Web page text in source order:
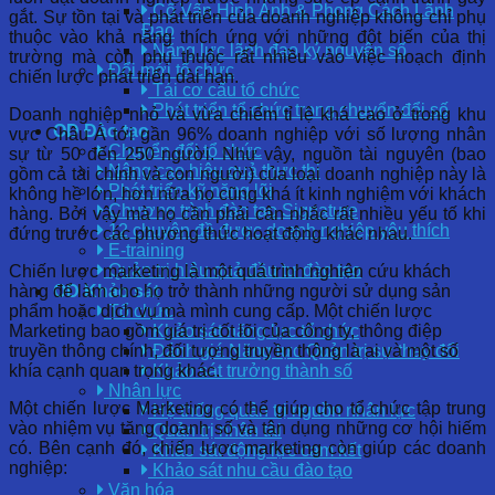
Cố Vấn Hình Ảnh & Phong Cách Lãnh
Đạo
Năng lực lãnh đạo kỷ nguyên số
Đổi mới tổ chức
Tái cơ cấu tổ chức
Phát triển tổ chức trong chuyển đổi số
OD Đào tạo
Chuyển đổi tổ chức
Nâng cao hiệu quả thực thi
Phát triển kỹ năng lõi
Chương trình đào tạo Signature
12 chuyên đề được doanh nghiệp yêu thích
E-training
Quản trị hiệu quả đầu tư đào tạo
OD Khảo sát
Tổ chức
Khảo sát năng lực tổ chức
Đánh giá Năng lực Quản trị sự thay đổi
Khảo sát trưởng thành số
Nhân lực
Hệ thống quản trị nguồn nhân lực
Quản trị nhân tài
Khảo sát động lực cam kết
Khảo sát nhu cầu đào tạo
Văn hóa
gắt. Sự tồn tại và phát triển của doanh nghiệp không chỉ phụ
thuộc vào khả năng thích ứng với những đột biến của thị
trường mà còn phụ thuộc rất nhiều vào việc hoạch định
chiến lược phát triển dài hạn.
Doanh nghiệp nhỏ và vừa chiếm tỉ lệ khá cao ở trong khu
vực Châu Á tới gần 96% doanh nghiệp với số lượng nhân
sự từ 50 đến 250 người. Như vậy, nguồn tài nguyên (bao
gồm cả tài chính và con người) của loại doanh nghiệp này là
không hề lớn, hơn nữa họ cũng khá ít kinh nghiệm với khách
hàng. Bởi vậy mà họ cần phải cân nhắc rất nhiều yếu tố khi
đứng trước các phương thức hoạt động khác nhau.
Chiến lược marketing là một quá trình nghiên cứu khách
hàng để làm cho họ trở thành những người sử dụng sản
phẩm hoặc dịch vụ mà mình cung cấp. Một chiến lược
Marketing bao gồm giá trị cốt lõi của công ty, thông điệp
truyền thông chính, đối tượng truyền thông là ai và một số
khía cạnh quan trọng khác.
Một chiến lược Marketing có thể giúp cho tổ chức tập trung
vào nhiệm vụ tăng doanh số và tận dụng những cơ hội hiếm
có. Bên cạnh đó, chiến lược marketing còn giúp các doanh
nghiệp: